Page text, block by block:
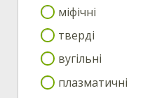
міфічні
тверді
вугільні
плазматичні